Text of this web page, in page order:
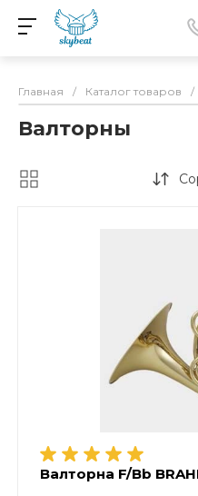
Главная / Каталог товаров /
Валторны
Валторна F/Bb